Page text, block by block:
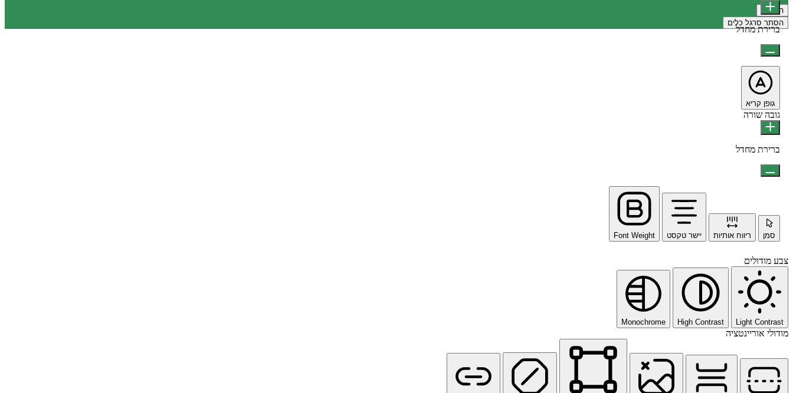
הצהרה
הסתר סרגל כלים
ברירת מחדל
גופן קריא
גובה שורה
ברירת מחדל
סמן ריווח אותיות יישר טקסט Font Weight
צבע מודולים
Light Contrast
High Contrast
Monochrome
מודולי אוריינטציה